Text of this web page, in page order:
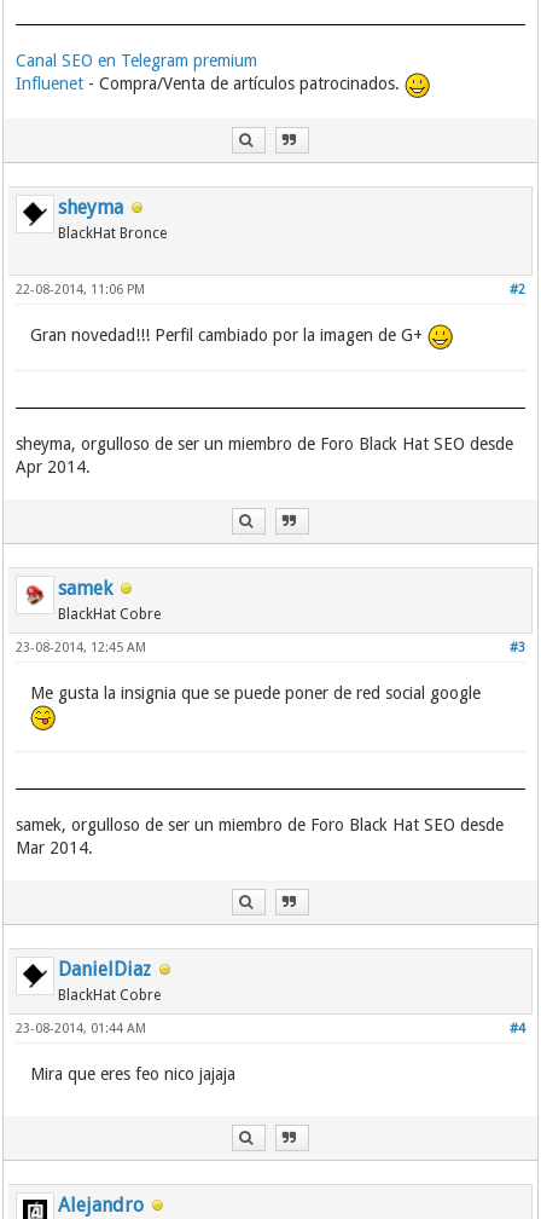
Canal SEO en Telegram premium
Influenet - Compra/Venta de artículos patrocinados.
sheyma
BlackHat Bronce
#2
22-08-2014, 11:06 PM
Gran novedad!!! Perfil cambiado por la imagen de G+
sheyma, orgulloso de ser un miembro de Foro Black Hat SEO desde
Apr 2014.
samek
BlackHat Cobre
#3
23-08-2014, 12:45 AM
Me gusta la insignia que se puede poner de red social google
samek, orgulloso de ser un miembro de Foro Black Hat SEO desde
Mar 2014.
DanielDiaz
BlackHat Cobre
#4
23-08-2014, 01:44 AM
Mira que eres feo nico jajaja
Alejandro